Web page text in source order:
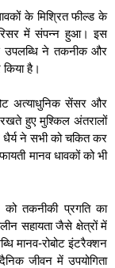
के मिश्रित फील्ड के
में संपन्न हुआ। इस
उपलब्धि ने तकनीक और
है।
अत्याधुनिक सेंसर और
हुए मुश्किल अंतरालों
धैर्य ने सभी को चकित कर
मानव धावकों को भी
तकनीकी प्रगति का
सहायता जैसे क्षेत्रों में
मानव-रोबोट इंटरैक्शन
जीवन में उपयोगिता